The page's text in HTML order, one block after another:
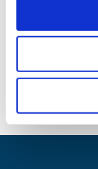
2007 (3)
2005 (2)